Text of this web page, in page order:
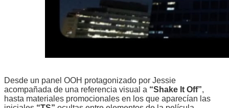
Desde un panel OOH protagonizado por Jessie
acompañada de una referencia visual a “Shake It Off”,
hasta materiales promocionales en los que aparecían las